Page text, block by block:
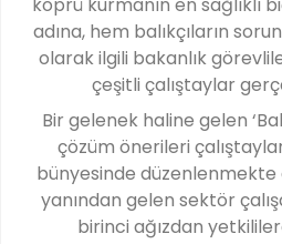
köprü kurmanın en sağlıklı
adına, hem balıkçıların
olarak ilgili bakanlık
çeşitli çalıştaylar
Bir gelenek haline gelen
çözüm önerileri
bünyesinde
yanından gelen sektör
birinci ağızdan